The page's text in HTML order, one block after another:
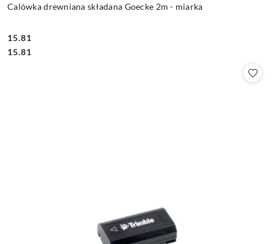
Calówka drewniana składana Goecke 2m - miarka
Cena:
15.81
Cena:
15.81